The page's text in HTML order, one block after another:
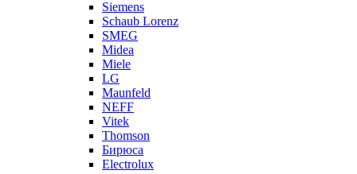
Siemens
Schaub Lorenz
SMEG
Midea
Miele
LG
Maunfeld
NEFF
Vitek
Thomson
Бирюса
Electrolux